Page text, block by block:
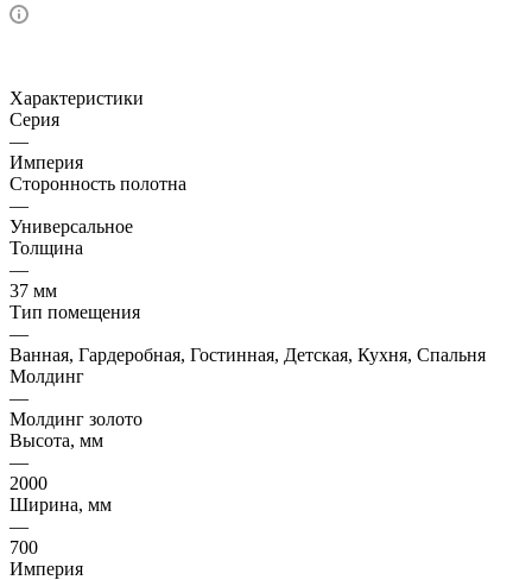
Характеристики
Серия
—
Империя
Сторонность полотна
—
Универсальное
Толщина
—
37 мм
Тип помещения
—
Ванная, Гардеробная, Гостинная, Детская, Кухня, Спальня
Молдинг
—
Молдинг золото
Высота, мм
—
2000
Ширина, мм
—
700
Империя